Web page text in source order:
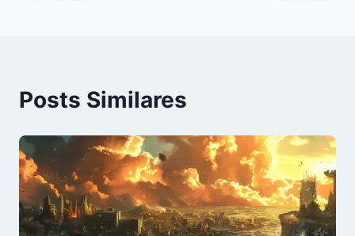
Posts Similares